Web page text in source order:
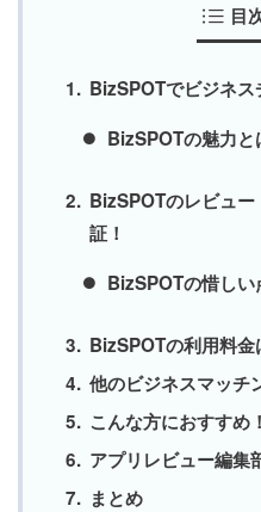
目
BizSPOTでビジネス
BizSPOTの魅力と
BizSPOTのレビュ
証！
BizSPOTの惜しい
BizSPOTの利用料金
他のビジネスマッチ
こんな方におすすめ！
アプリレビュー編集
まとめ